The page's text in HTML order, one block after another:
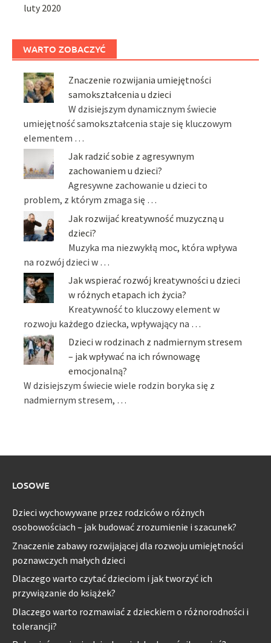
luty 2020
WARTO ZOBACZYĆ
Znaczenie rozwijania umiejętności
samokształcenia u dzieci
W dzisiejszym dynamicznym świecie
umiejętność samokształcenia staje się kluczowym
elementem …
Jak radzić sobie z agresywnym
zachowaniem u dzieci?
Agresywne zachowanie u dzieci to
problem, z którym zmaga się …
Jak rozwijać kreatywność muzyczną u
dzieci?
Muzyka ma niezwykłą moc, która wpływa
na rozwój dzieci w …
Jak wspierać rozwój kreatywności u dzieci
w różnych etapach ich życia?
Kreatywność to kluczowy element w
rozwoju każdego dziecka, wpływający na …
Dzieci w rodzinach z nadmiernym stresem
– jak wpływać na ich równowagę
emocjonalną?
W dzisiejszym świecie wiele rodzin boryka się z
nadmiernym stresem, …
LOSOWE
Dzieci wychowywane przez rodziców o różnych
osobowościach – jak budować zrozumienie i szacunek?
Znaczenie zabawy rozwijającej dla rozwoju umiejętności
poznawczych małych dzieci
Dlaczego warto czytać dzieciom i jak tworzyć ich
przywiązanie do książek?
Dlaczego warto rozmawiać z dzieckiem o różnorodności i
tolerancji?